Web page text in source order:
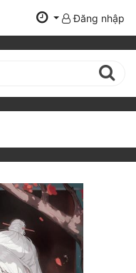
Đăng nhập